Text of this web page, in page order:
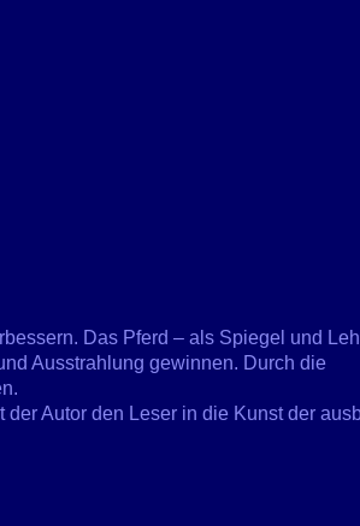
Das Pferd – als Spiegel und
Ausstrahlung gewinnen. Durch die
Autor den Leser in die Kunst der